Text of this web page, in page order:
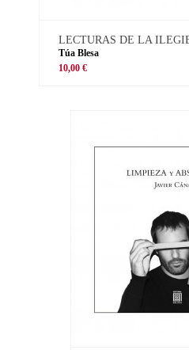
LECTURAS DE LA
Túa Blesa
10,00 €